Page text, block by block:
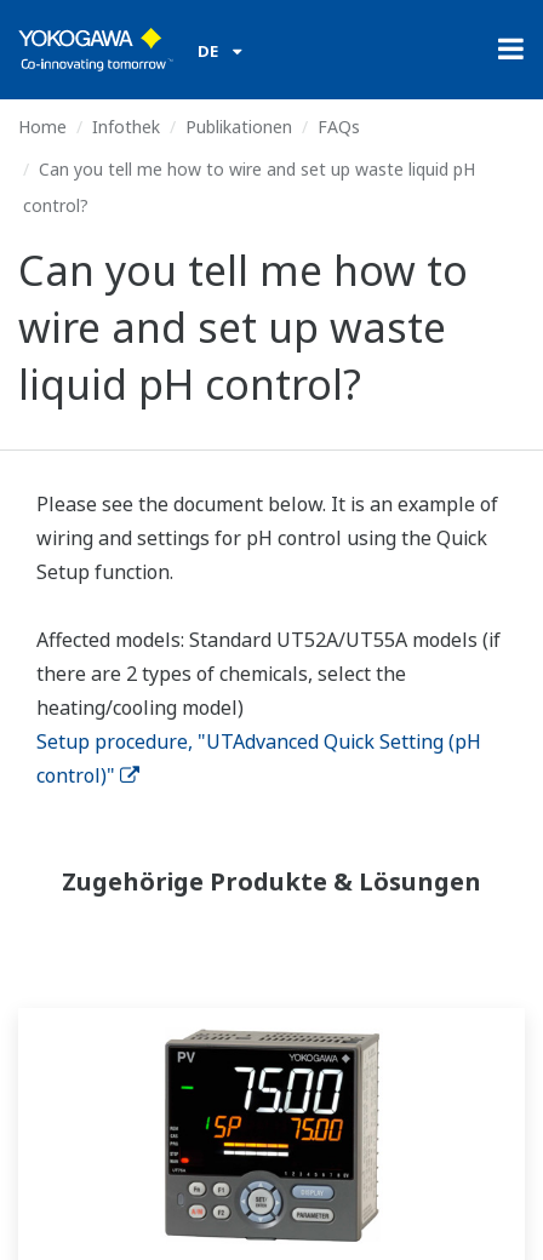
DE
Home Infothek Publikationen
FAQs
Can you tell me how to wire and set up waste liquid pH
control?
Can you tell me how to
wire and set up waste
liquid pH control?
Please see the document below. It is an example of
wiring and settings for pH control using the Quick
Setup function.
Affected models: Standard UT52A/UT55A models (if
there are 2 types of chemicals, select the
heating/cooling model)
Setup procedure, "UTAdvanced Quick Setting (pH
control)"
Zugehörige Produkte & Lösungen